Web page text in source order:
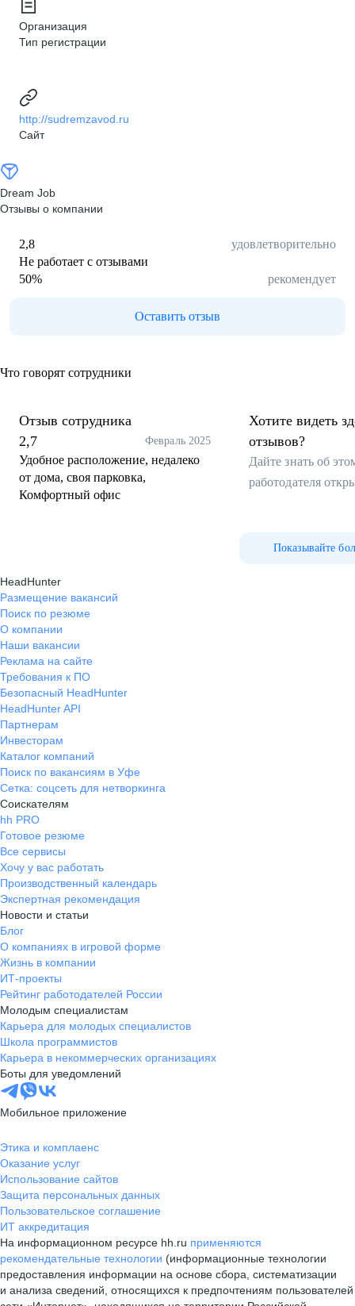
Организация
Тип регистрации
http://sudremzavod.ru
Сайт
Dream Job
Отзывы о компании
2,8
удовлетворительно
Не работает с отзывами
50% рекомендует
Оставить отзыв
Что говорят сотрудники
Отзыв сотрудника
2,7
Февраль 2025
Удобное расположение, недалеко
от дома, своя парковка,
Комфортный офис
Хотите видеть
отзывов?
Дайте знать об
работодателя
Показывайте
HeadHunter
Размещение вакансий
Поиск по резюме
О компании
Наши вакансии
Реклама на сайте
Требования к ПО
Безопасный HeadHunter
HeadHunter API
Партнерам
Инвесторам
Каталог компаний
Поиск по вакансиям в Уфе
Сетка: соцсеть для нетворкинга
Соискателям
hh PRO
Готовое резюме
Все сервисы
Хочу у вас работать
Производственный календарь
Экспертная рекомендация
Новости и статьи
Блог
О компаниях в игровой форме
Жизнь в компании
ИТ-проекты
Рейтинг работодателей России
Молодым специалистам
Карьера для молодых специалистов
Школа программистов
Карьера в некоммерческих организациях
Боты для уведомлений
Мобильное приложение
Этика и комплаенс
Оказание услуг
Использование сайтов
Защита персональных данных
Пользовательское соглашение
ИТ аккредитация
На информационном ресурсе hh.ru применяются
рекомендательные технологии (информационные технологии
предоставления информации на основе сбора, систематизации
и анализа сведений, относящихся к предпочтениям пользователей